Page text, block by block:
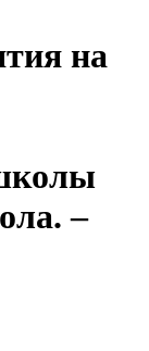
на
–